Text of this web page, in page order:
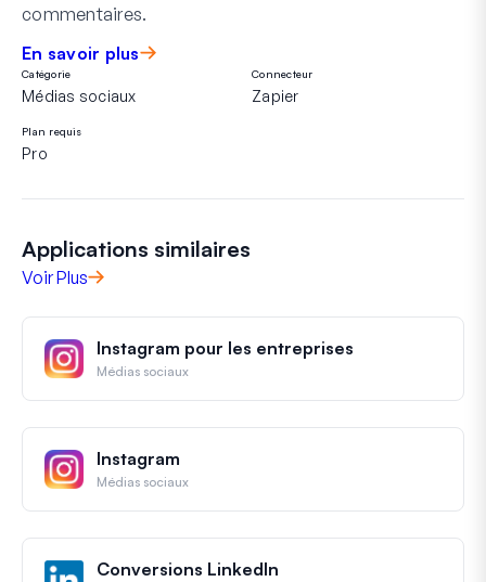
commentaires.
En savoir plus
Catégorie
Médias sociaux
Connecteur
Zapier
Plan requis
Pro
Applications similaires
Voir Plus
Instagram pour les entreprises
Médias sociaux
Instagram
Médias sociaux
Conversions LinkedIn